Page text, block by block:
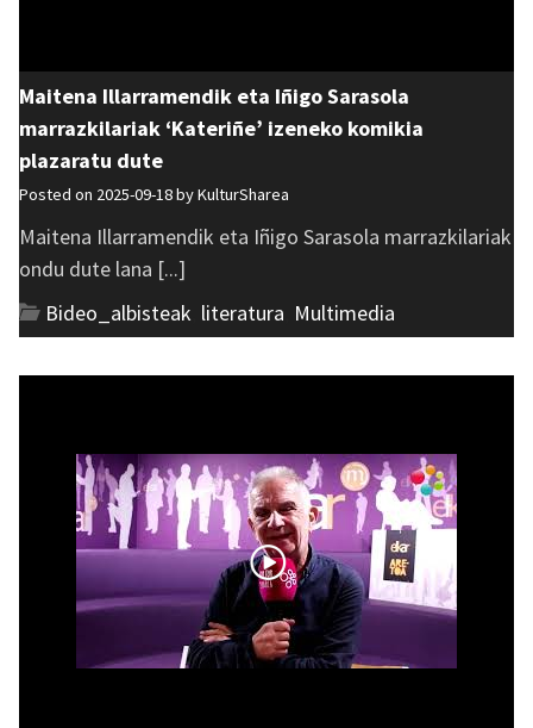
Maitena Illarramendik eta Iñigo Sarasola
marrazkilariak ‘Kateriñe’ izeneko komikia
plazaratu dute
Posted on 2025-09-18 byKulturSharea
Maitena Illarramendik eta Iñigo Sarasola marrazkilariak
ondu dute lana [...]
Bideo_albisteak literatura Multimedia